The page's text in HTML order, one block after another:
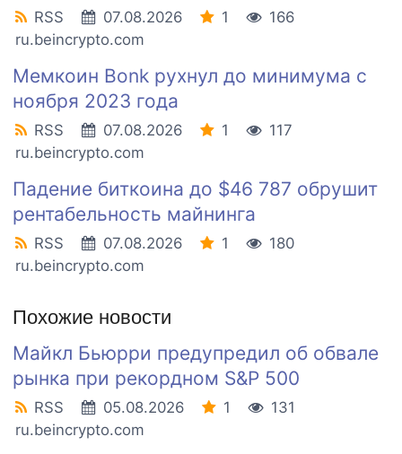
RSS 07.08.2026 1
166
ru.beincrypto.com
Мемкоин Bonk рухнул до минимума с
ноября 2023 года
RSS 07.08.2026 1
117
ru.beincrypto.com
Падение биткоина до $46 787 обрушит
рентабельность майнинга
RSS 07.08.2026 1
180
ru.beincrypto.com
Похожие новости
Майкл Бьюрри предупредил об обвале
рынка при рекордном S&P 500
RSS 05.08.2026 1
131
ru.beincrypto.com